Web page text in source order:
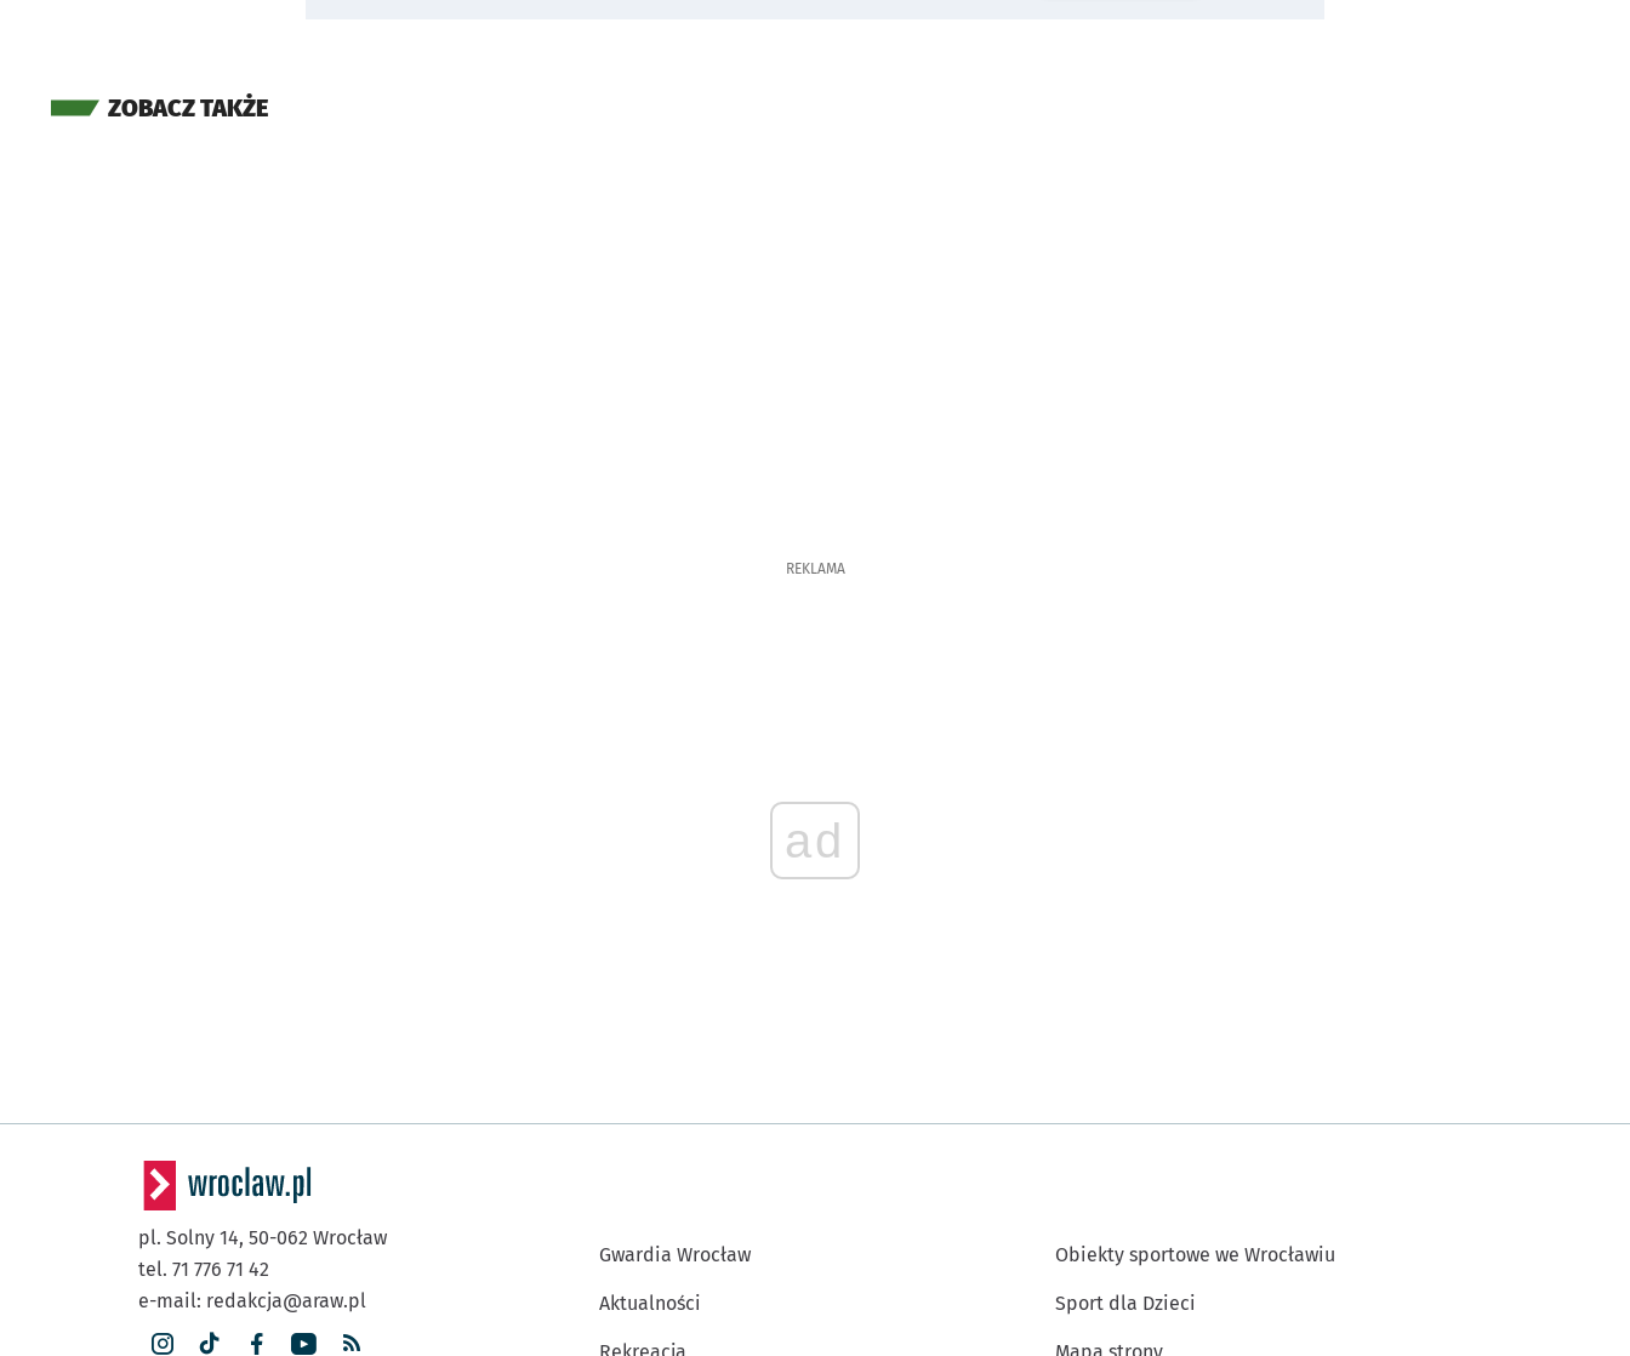
ZOBACZ TAKŻE
REKLAMA
ad
pl. Solny 14, 50-062 Wrocław
tel. 71 776 71 42
e-mail: redakcja@araw.pl
Gwardia Wrocław
Aktualności
Rekreacja
Obiekty sportowe we Wrocławiu
Sport dla Dzieci
Mapa strony